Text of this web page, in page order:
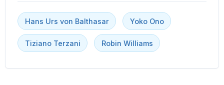
Hans Urs von Balthasar Yoko Ono
Tiziano Terzani Robin Williams